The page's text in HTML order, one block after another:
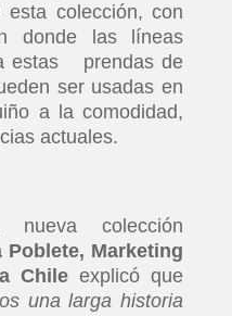
esta colección, con
donde las líneas
estas prendas de
ser usadas en
a la comodidad,
actuales.
colección
Poblete, Marketing
Chileexplicó que
una larga historia